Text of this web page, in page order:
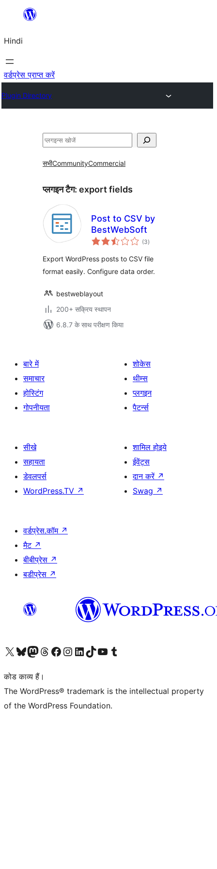
सामग्री
जाएं
Hindi
वर्डप्रेस प्राप्त करें
Plugin Directory
खोजें
सभीCommunityCommercial
प्लगइन टैग: export fields
Post to CSV by
BestWebSoft
(3कुल
दर)
Export WordPress posts to CSV file
format easily. Configure data order.
bestweblayout
200+ सक्रिय स्थापन
6.8.7 के साथ परीक्षण किया
बारे में
समाचार
होस्टिंग
गोपनीयता
शोकेस
थीम्स
प्लगइन
पैटर्न्स
सीखे
सहायता
डेवलपर्स
WordPress.TV ↗
शामिल होइये
ईवेंट्स
दान करें ↗
Swag ↗
वर्डप्रेस.कॉम ↗
मैट ↗
बीबीप्रेस ↗
बडीप्रेस ↗
Visit our X (formerly Twitter) account
हमारे बलुस्की खाते पर जाएँVisit our Mastodon account
हमारे थ्रेड्स अकाउंट पर जाएंहमारे फेसबुक पेज पर जाएँहमारे इंस्टाग्राम अकाउंट पर जाएंहमारे लिंक्डइन खाते पर जाएँहमारे टिकटॉक खाते पर जाएँहमारे यूट्यूब चैनल पर जाएंहमारे Tumblr खाते पर जाएँ
कोड काव्य हैं।
The WordPress® trademark is the intellectual property
of the WordPress Foundation.